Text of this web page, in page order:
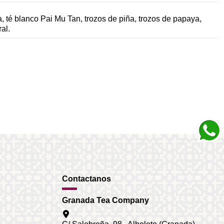
té blanco Pai Mu Tan, trozos de piña, trozos de papaya,
Contactanos
Granada Tea Company